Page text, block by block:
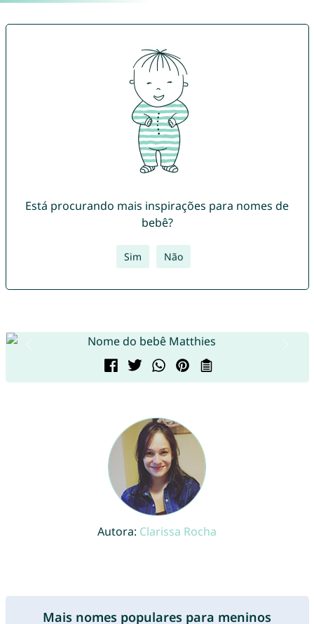
Está procurando mais inspirações para nomes de
bebê?
Sim Não
Autora: Clarissa Rocha
Mais nomes populares para meninos